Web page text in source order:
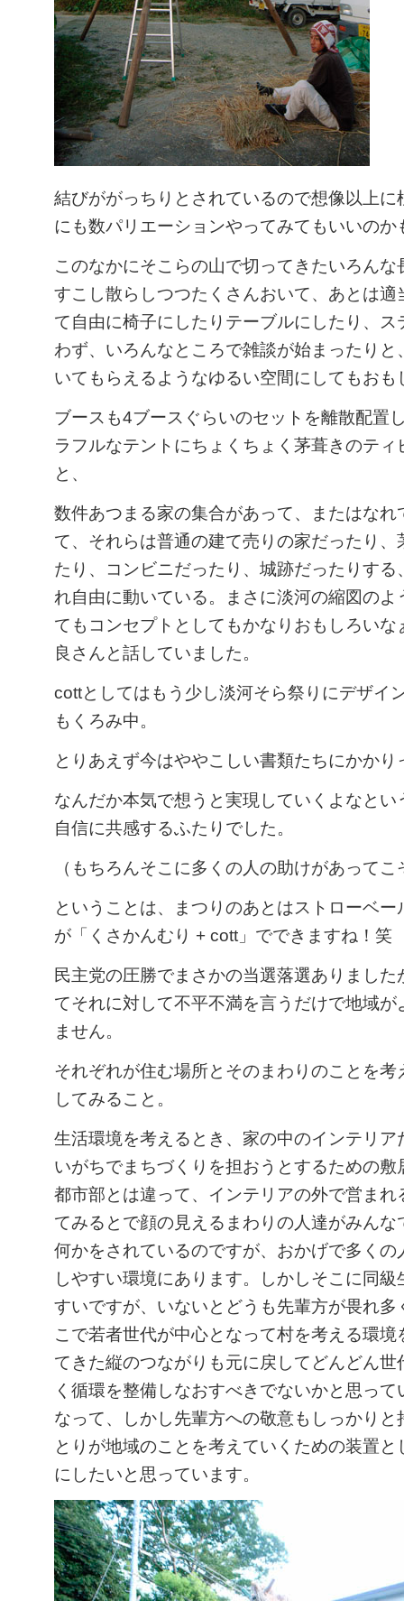
結びががっちりとされているので想像以上に
にも数パリエーションやってみてもいいのか
このなかにそこらの山で切ってきたいろん
すこし散らしつつたくさんおいて、あとは適
て自由に椅子にしたりテーブルにしたり、ス
わず、いろんなところで雑談が始まったりと
いてもらえるようなゆるい空間にしてもおも
ブースも4ブースぐらいのセットを離散配置
ラフルなテントにちょくちょく茅葺きのテ
と、
数件あつまる家の集合があって、またはなれ
て、それらは普通の建て売りの家だったり、
たり、コンビニだったり、城跡だったりする
れ自由に動いている。まさに淡河の縮図のよ
てもコンセプトとしてもかなりおもしろいな
良さんと話していました。
cottとしてはもう少し淡河そら祭りにデザイ
もくろみ中。
とりあえず今はややこしい書類たちにかかり
なんだか本気で想うと実現していくよなとい
自信に共感するふたりでした。
（もちろんそこに多くの人の助けがあってこ
ということは、まつりのあとはストローベ
が「くさかんむり + cott」でできますね！笑
民主党の圧勝でまさかの当選落選ありまし
てそれに対して不平不満を言うだけで地域が
ません。
それぞれが住む場所とそのまわりのことを考
してみること。
生活環境を考えるとき、家の中のインテリア
いがちでまちづくりを担おうとするための敷
都市部とは違って、インテリアの外で営まれ
てみるとで顔の見えるまわりの人達がみんな
何かをされているのですが、おかげで多くの
しやすい環境にあります。しかしそこに同
すいですが、いないとどうも先輩方が畏れ多
こで若者世代が中心となって村を考える環
てきた縦のつながりも元に戻してどんどん世
く循環を整備しなおすべきでないかと思っ
なって、しかし先輩方への敬意もしっかりと
とりが地域のことを考えていくための装置
にしたいと思っています。